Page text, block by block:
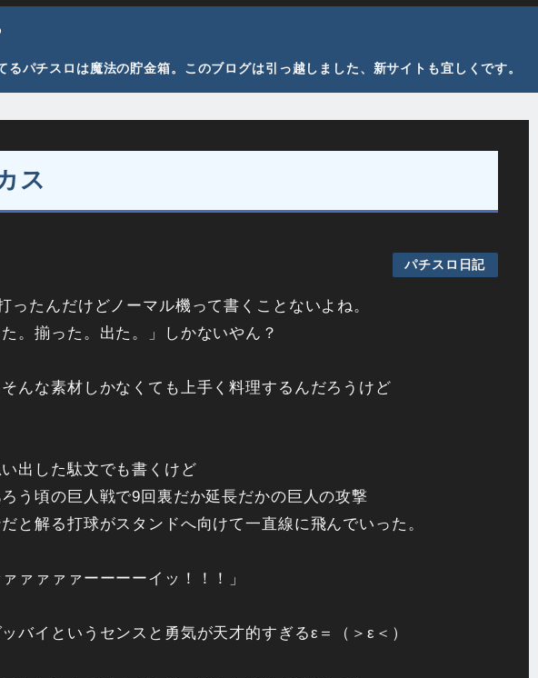
るパチスロは魔法の貯金箱。このブログは引っ越しました、新サイトも宜しくです。
ス
パチスロ日記
ったんだけどノーマル機って書くことないよね。
。揃った。出た。」しかないやん？
んな素材しかなくても上手く料理するんだろうけど
出した駄文でも書くけど
う頃の巨人戦で9回裏だか延長だかの巨人の攻撃
と解る打球がスタンドへ向けて一直線に飛んでいった。
ァァァァーーーーイッ！！！」
バイというセンスと勇気が天才的すぎるε＝（＞ε＜）